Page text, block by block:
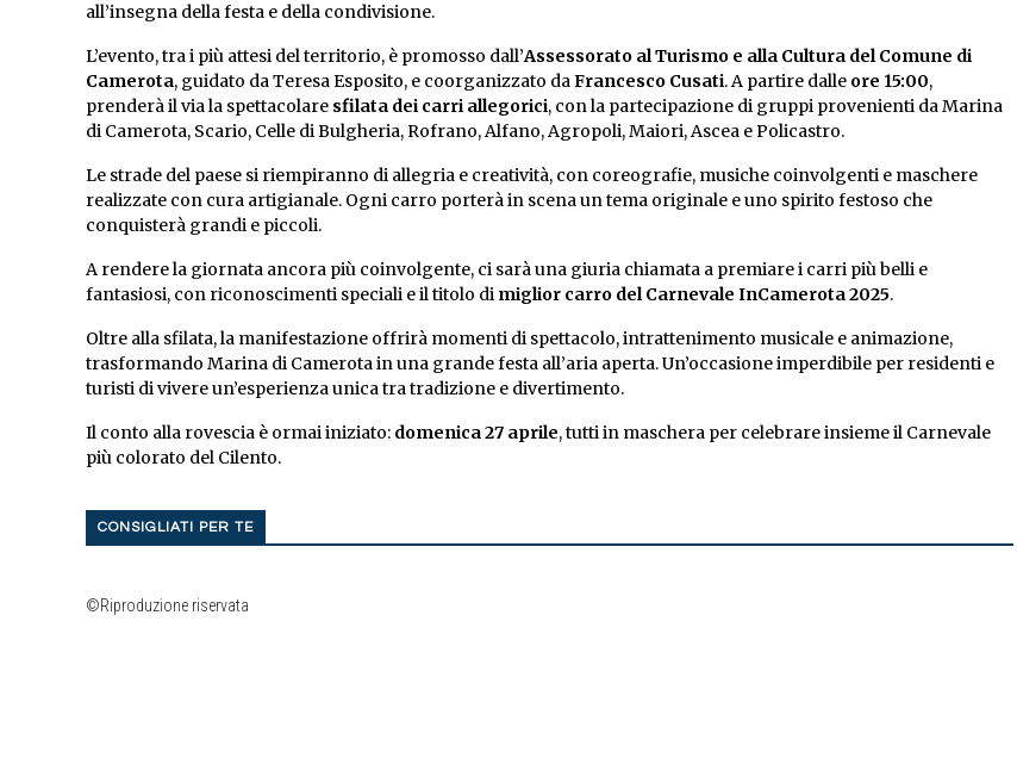
all’insegna della festa e della condivisione.
L’evento, tra i più attesi del territorio, è promosso dall’Assessorato al Turismo e alla Cultura del Comune di
Camerota, guidato da Teresa Esposito, e coorganizzato daFrancesco Cusati. A partire dalle ore 15:00,
prenderà il via la spettacolare sfilata dei carri allegorici, con la partecipazione di gruppi provenienti da Marina
di Camerota, Scario, Celle di Bulgheria, Rofrano, Alfano, Agropoli, Maiori, Ascea e Policastro.
Le strade del paese si riempiranno di allegria e creatività, con coreografie, musiche coinvolgenti e maschere
realizzate con cura artigianale. Ogni carro porterà in scena un tema originale e uno spirito festoso che
conquisterà grandi e piccoli.
A rendere la giornata ancora più coinvolgente, ci sarà una giuria chiamata a premiare i carri più belli e
fantasiosi, con riconoscimenti speciali e il titolo di miglior carro del Carnevale InCamerota 2025.
Oltre alla sfilata, la manifestazione offrirà momenti di spettacolo, intrattenimento musicale e animazione,
trasformando Marina di Camerota in una grande festa all’aria aperta. Un’occasione imperdibile per residenti e
turisti di vivere un’esperienza unica tra tradizione e divertimento.
Il conto alla rovescia è ormai iniziato: domenica 27 aprile, tutti in maschera per celebrare insieme il Carnevale
più colorato del Cilento.
CONSIGLIATI PER TE
©Riproduzione riservata